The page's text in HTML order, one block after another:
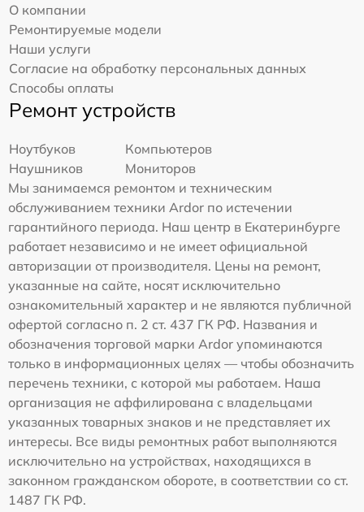
О компании
Ремонтируемые модели
Наши услуги
Согласие на обработку персональных данных
Способы оплаты
Ремонт устройств
Ноутбуков
Компьютеров
Наушников
Мониторов
Мы занимаемся ремонтом и техническим
обслуживанием техники Ardor по истечении
гарантийного периода. Наш центр в Екатеринбурге
работает независимо и не имеет официальной
авторизации от производителя. Цены на ремонт,
указанные на сайте, носят исключительно
ознакомительный характер и не являются публичной
офертой согласно п. 2 ст. 437 ГК РФ. Названия и
обозначения торговой марки Ardor упоминаются
только в информационных целях — чтобы обозначить
перечень техники, с которой мы работаем. Наша
организация не аффилирована с владельцами
указанных товарных знаков и не представляет их
интересы. Все виды ремонтных работ выполняются
исключительно на устройствах, находящихся в
законном гражданском обороте, в соответствии со ст.
1487 ГК РФ.